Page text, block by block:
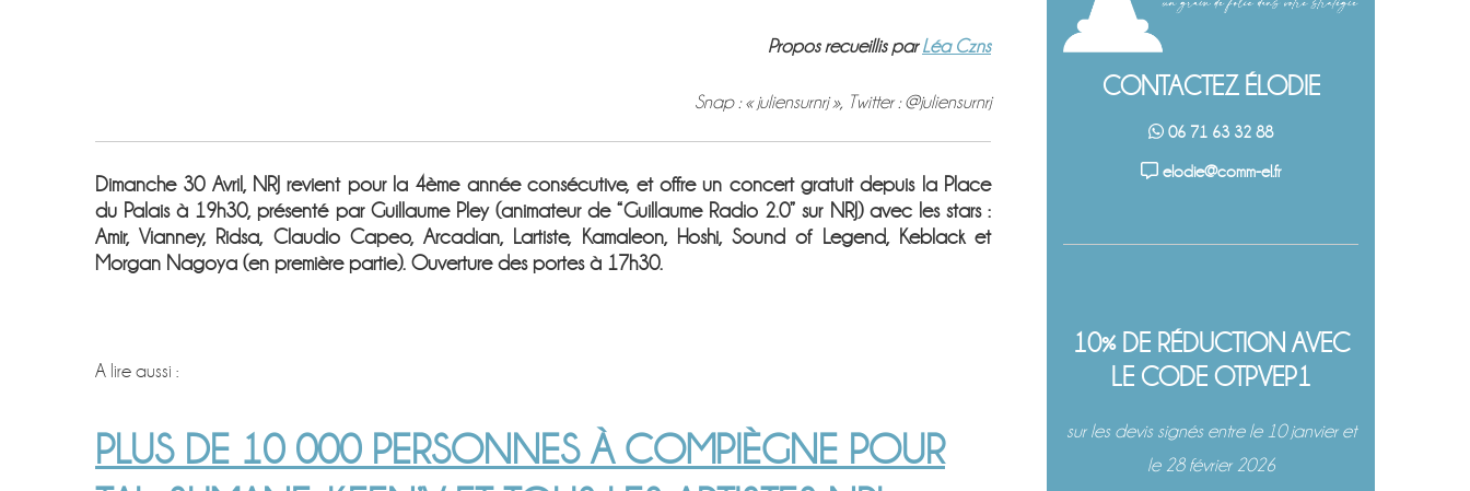
Propos recueillis parLéa Czns
Snap : « juliensurnrj », Twitter : @juliensurnrj
Dimanche 30 Avril, NRJ revient pour la 4ème année consécutive, et offre un concert gratuit depuis la Place
du Palais à 19h30, présenté par Guillaume Pley (animateur de “Guillaume Radio 2.0” sur NRJ) avec les stars :
Amir, Vianney, Ridsa, Claudio Capeo, Arcadian, Lartiste, Kamaleon, Hoshi, Sound of Legend, Keblack et
Morgan Nagoya (en première partie). Ouverture des portes à 17h30.
A lire aussi :
PLUS DE 10 000 PERSONNES À COMPIÈGNE POUR
CONTACTEZ ÉLODIE
06 71 63 32 88
elodie@comm-el.fr
10% DE RÉDUCTION AVEC
LE CODE OTPVEP1
sur les devis signés entre le 10 janvier et
le 28 février 2026